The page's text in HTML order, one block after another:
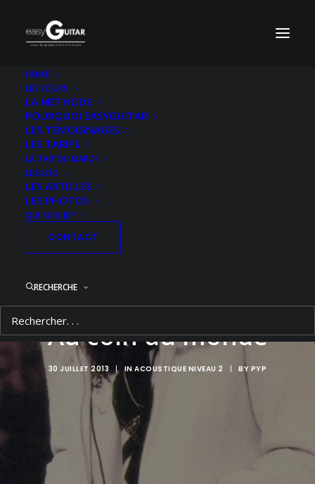
HOME
LES COURS
LA MÉTHODE
POURQUOI EASYGUITAR
LES TÉMOIGNAGES
LES TARIFS
LA TAB’ DU MARDI
LE BLOG
LES ARTICLES
LES PHOTOS
QUI SUIS-JE ?
CONTACT
RECHERCHE
Au coin du monde
30 JUILLET 2013 | INACOUSTIQUE NIVEAU 2 | BY PYP